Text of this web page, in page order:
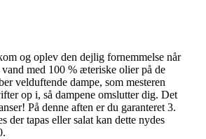
og oplev den dejlig fornemmelse når
med 100 % æteriske olier på de
velduftende dampe, som mesteren
op i, så dampene omslutter dig. Det
På denne aften er du garanteret 3.
der tapas eller salat kan dette nydes